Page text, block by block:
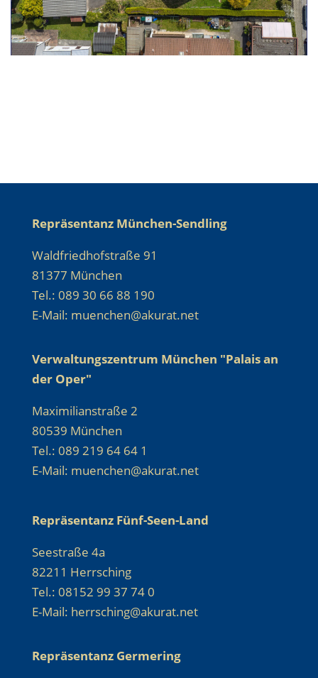
Repräsentanz München-Sendling
Waldfriedhofstraße 91
81377 München
Tel.: 089 30 66 88 190
E-Mail: muenchen@akurat.net
Verwaltungszentrum München "Palais an
der Oper"
Maximilianstraße 2
80539 München
Tel.: 089 219 64 64 1
E-Mail: muenchen@akurat.net
Repräsentanz Fünf-Seen-Land
Seestraße 4a
82211 Herrsching
Tel.: 08152 99 37 74 0
E-Mail: herrsching@akurat.net
Repräsentanz Germering